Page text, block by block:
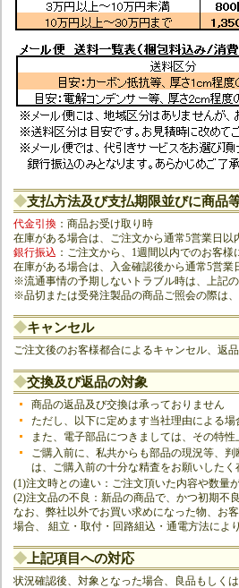
◆支払方法及び支払期限並びに商品
代金引換：商品お受け取り時
在庫がある場合は、ご注文から通常5営業日以
銀行振込 ：ご注文から、1週間以内でのお客様
在庫がある場合は、入金確認後から通常5営業
※流通事情の予期しないトラブル時は、上記
※品切または受発注製品の商品ご照会の際は
◆キャンセル
ご注文後のお客様都合によるキャンセル、返
◆交換及び返品の対象
商品の返品及び交換は承っておりません
ただし、以下に定めます当社理由による
また、電子部品につきましては、その特
ご購入前に、私共からも部品の現況等、
は、ご購入前の十分な精査をお願いしたく
(1)注文時との違い：ご注文頂いた内容や数量
(2)注文品の不良：新品の商品で、かつ初期不
なお、弊社以外でお買い求めになった物、お
場合、 組立・取付・回路組込・通電方法によ
◆上記項目への対応
状況確認後、対象となった場合、良品もしく